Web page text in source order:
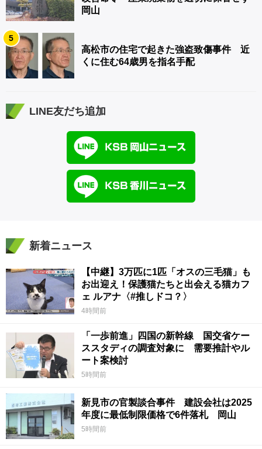
岡山
5
高松市の住宅で起きた強盗致傷事件 近
くに住む64歳男を指名手配
LINE友だち追加
新着ニュース
【中継】3万匹に1匹「オスの三毛猫」も
お出迎え！保護猫たちと出会える猫カフ
ェ ルアナ〈#推しドコ？〉
4時間前
「一歩前進」四国の新幹線 国交省ケー
ススタディの調査対象に 需要推計やル
ート案検討
5時間前
新見市の官製談合事件 建設会社は2025
年度に最低制限価格で6件落札 岡山
5時間前